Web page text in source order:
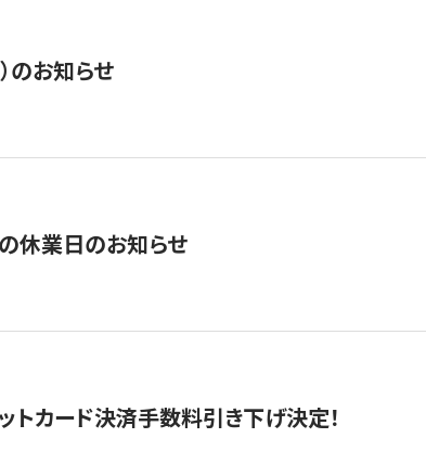
のお知らせ
休業日のお知らせ
トカード決済手数料引き下げ決定！